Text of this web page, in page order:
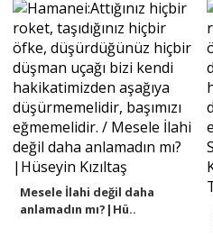
Mesele İlahi değil daha
anlamadın mı?|Hü..